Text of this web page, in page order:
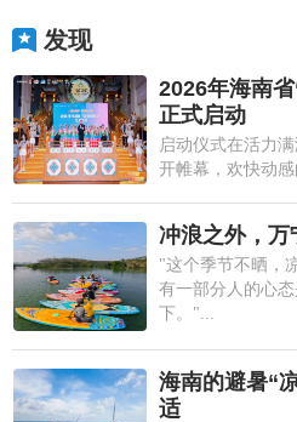
发现
2026年海南
正式启动
启动仪式在活力
开帷幕，欢快动感
冲浪之外，万
"这个季节不晒，
有一部分人的心
下。"...
海南的避暑“
适